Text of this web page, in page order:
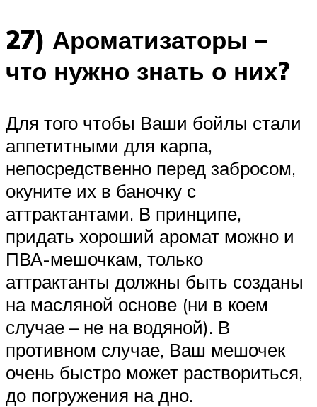
27) Ароматизаторы –
что нужно знать о них?
Для того чтобы Ваши бойлы стали
аппетитными для карпа,
непосредственно перед забросом,
окуните их в баночку с
аттрактантами. В принципе,
придать хороший аромат можно и
ПВА-мешочкам, только
аттрактанты должны быть созданы
на масляной основе (ни в коем
случае – не на водяной). В
противном случае, Ваш мешочек
очень быстро может раствориться,
до погружения на дно.